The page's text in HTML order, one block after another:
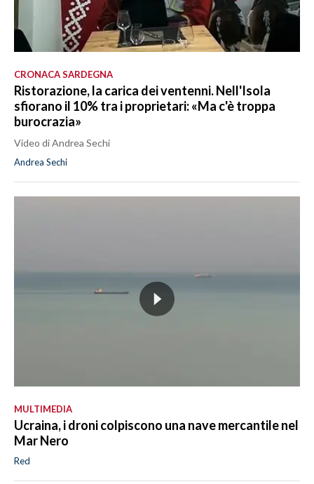
CRONACA SARDEGNA
Ristorazione, la carica dei ventenni. Nell'Isola
sfiorano il 10% tra i proprietari: «Ma c'è troppa
burocrazia»
Video di Andrea Sechi
Andrea Sechi
MULTIMEDIA
Ucraina, i droni colpiscono una nave mercantile nel
Mar Nero
Red